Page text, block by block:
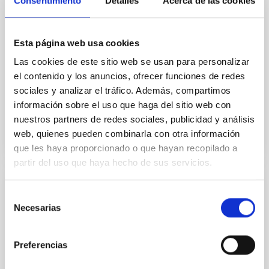
Esta página web usa cookies
Las cookies de este sitio web se usan para personalizar
el contenido y los anuncios, ofrecer funciones de redes
sociales y analizar el tráfico. Además, compartimos
información sobre el uso que haga del sitio web con
nuestros partners de redes sociales, publicidad y análisis
web, quienes pueden combinarla con otra información
que les haya proporcionado o que hayan recopilado a
partir del uso que haya hecho de sus servicios.
Necesarias
Preferencias
punto habilitado en el recinto del Cristo del Otero. En
este espacio de sonificación cualquier persona podrá
disfrutar el eclipse a través
Fecha de publicación 05/08/2026 - 10:30:04
¿Cómo mueren las galaxias? La respuesta
estrellas en La Radio Canaria